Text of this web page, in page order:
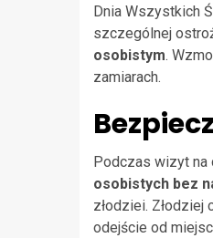
Dnia Wszystkich
szczególnej
osobistym.
zamiarach.
Podczas wizyt na
osobistych bez
złodziei.
odejście od